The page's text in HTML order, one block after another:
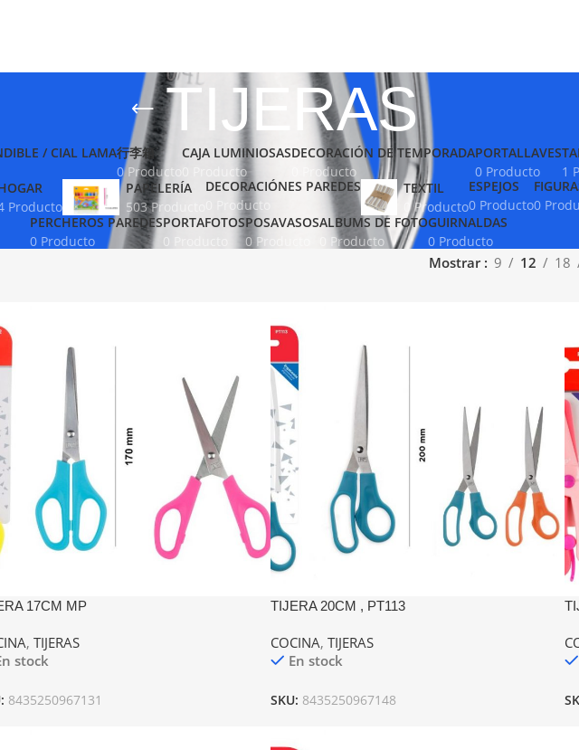
TIJERAS
/ CIAL LAMA行李箱
0 Producto
CAJA LUMINIOSAS
0 Producto
DECORACIÓN DE TEMPORADA
0 Producto
PORTALLAVES
0 Producto
1
Producto
PAPELERÍA
503 Producto
DECORACIÓNES PAREDES
0 Producto
TEXTIL
0 Producto
ESPEJOS
0 Producto0
PERCHEROS PAREDES
0 Producto
PORTAFOTOS
0 Producto
POSAVASOS
0 Producto
ALBUMS DE FOTO
0 Producto
GUIRNALDAS
0 Producto
Mostrar 9 12 18
17CM MP
, TIJERAS
stock
8435250967131
TIJERA 20CM , PT113
COCINA, TIJERAS
En stock
SKU: 8435250967148